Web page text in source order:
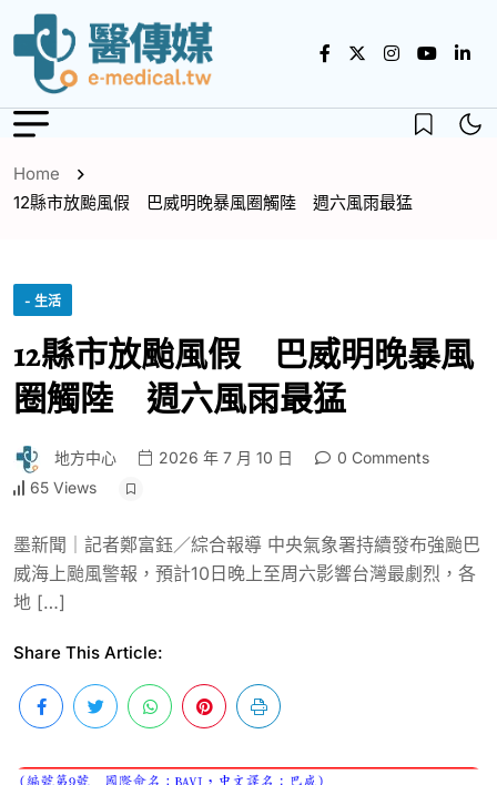
Home
12縣市放颱風假 巴威明晚暴風圈觸陸 週六風雨最猛
- 生活
12縣市放颱風假 巴威明晚暴風
圈觸陸 週六風雨最猛
地方中心 2026 年 7 月 10 日
0 Comments
65 Views
墨新聞｜記者鄭富鈺／綜合報導 中央氣象署持續發布強颱巴
威海上颱風警報，預計10日晚上至周六影響台灣最劇烈，各
地 […]
Share This Article: